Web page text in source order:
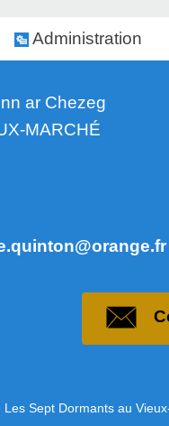
Administration
ar Chezeg
MARCHÉ
Sept Dormants au